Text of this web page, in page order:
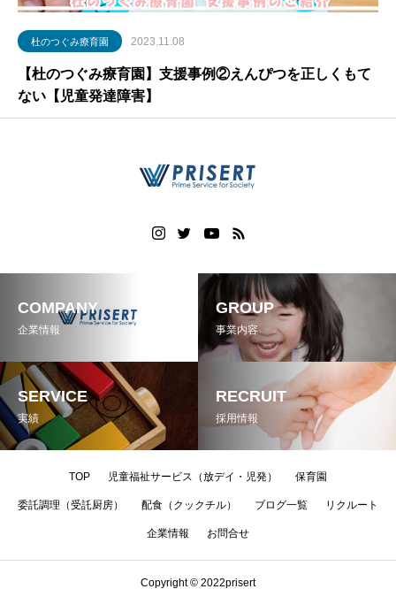
杜のつぐみ療育園 2023.11.08
【杜のつぐみ療育園】支援事例②えんぴつを正しくもて
ない【児童発達障害】
COMPANY
企業情報
GROUP
事業内容
SERVICE
実績
RECRUIT
採用情報
TOP 児童福祉サービス（放デイ・児発） 保育園
委託調理（受託厨房） 配食（クックチル） ブログ一覧 リクルート
企業情報 お問合せ
Copyright © 2022prisert